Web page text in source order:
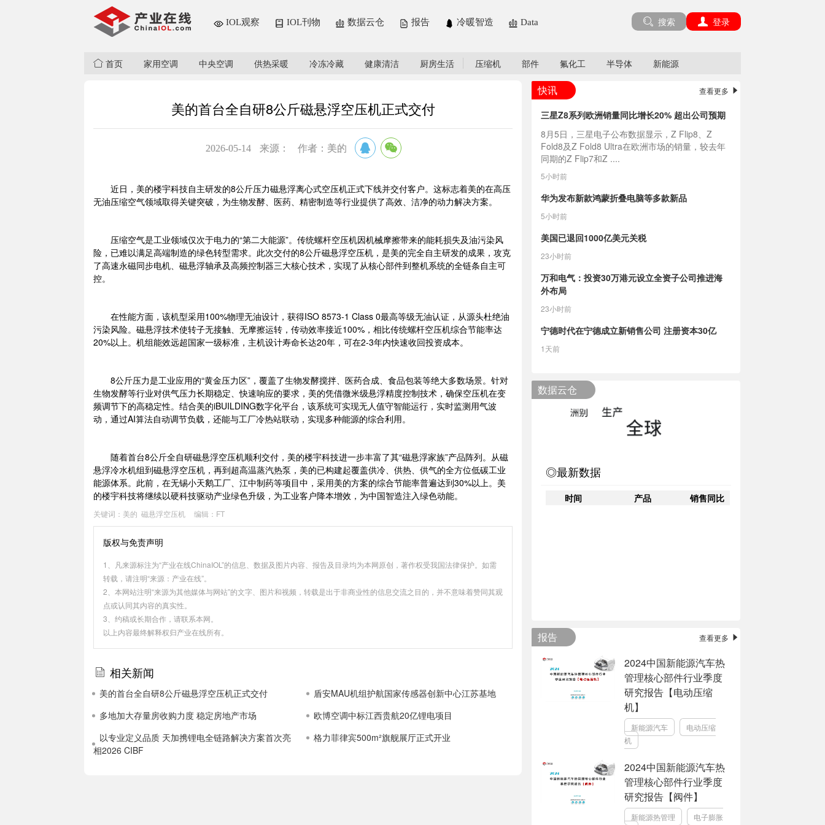
IOL观察 IOL刊物 数据云仓 报告 冷暖智造 Data 登录
搜索
首页 家用空调 中央空调 供热采暖 冷冻冷藏 健康清洁 厨房生活 压缩机 部件 氟化工 半导体 新能源
美的首台全自研8公斤磁悬浮空压机正式交付
2026-05-14 来源： 作者：美的
近日，美的楼宇科技自主研发的8公斤压力磁悬浮离心式空压机正式下线并交付客户。这标志着美的在高压
无油压缩空气领域取得关键突破，为生物发酵、医药、精密制造等行业提供了高效、洁净的动力解决方案。
压缩空气是工业领域仅次于电力的“第二大能源”。传统螺杆空压机因机械摩擦带来的能耗损失及油污染风
险，已难以满足高端制造的绿色转型需求。此次交付的8公斤磁悬浮空压机，是美的完全自主研发的成果，攻克
了高速永磁同步电机、磁悬浮轴承及高频控制器三大核心技术，实现了从核心部件到整机系统的全链条自主可
控。
在性能方面，该机型采用100%物理无油设计，获得ISO 8573-1 Class 0最高等级无油认证，从源头杜绝油
污染风险。磁悬浮技术使转子无接触、无摩擦运转，传动效率接近100%，相比传统螺杆空压机综合节能率达
20%以上。机组能效远超国家一级标准，主机设计寿命长达20年，可在2-3年内快速收回投资成本。
8公斤压力是工业应用的“黄金压力区”，覆盖了生物发酵搅拌、医药合成、食品包装等绝大多数场景。针对
生物发酵等行业对供气压力长期稳定、快速响应的要求，美的凭借微米级悬浮精度控制技术，确保空压机在变
频调节下的高稳定性。结合美的iBUILDING数字化平台，该系统可实现无人值守智能运行，实时监测用气波
动，通过AI算法自动调节负载，还能与工厂冷热站联动，实现多种能源的综合利用。
随着首台8公斤全自研磁悬浮空压机顺利交付，美的楼宇科技进一步丰富了其“磁悬浮家族”产品阵列。从磁
悬浮冷水机组到磁悬浮空压机，再到超高温蒸汽热泵，美的已构建起覆盖供冷、供热、供气的全方位低碳工业
能源体系。此前，在无锡小天鹅工厂、江中制药等项目中，采用美的方案的综合节能率普遍达到30%以上。美
的楼宇科技将继续以硬科技驱动产业绿色升级，为工业客户降本增效，为中国智造注入绿色动能。
关键词： 美的 磁悬浮空压机 编辑：FT
版权与免责声明
1、凡来源标注为“产业在线ChinaIOL”的信息、数据及图片内容、报告及目录均为本网原创，著作权受我国法律保护。如需
转载，请注明“来源：产业在线”。
2、本网站注明“来源为其他媒体与网站”的文字、图片和视频，转载是出于非商业性的信息交流之目的，并不意味着赞同其观
点或认同其内容的真实性。
3、约稿或长期合作，请联系本网。
以上内容最终解释权归产业在线所有。
相关新闻
美的首台全自研8公斤磁悬浮空压机正式交付
盾安MAU机组护航国家传感器创新中心江苏基地
多地加大存量房收购力度 稳定房地产市场
欧博空调中标江西贵航20亿锂电项目
以专业定义品质 天加携锂电全链路解决方案首次亮
相2026 CIBF
格力菲律宾500m²旗舰展厅正式开业
快讯 查看更多
三星Z8系列欧洲销量同比增长20% 超出公司预期
8月5日，三星电子公布数据显示，Z Flip8、Z
Fold8及Z Fold8 Ultra在欧洲市场的销量，较去年
同期的Z Flip7和Z ....
5小时前
华为发布新款鸿蒙折叠电脑等多款新品
5小时前
美国已退回1000亿美元关税
23小时前
万和电气：投资30万港元设立全资子公司推进海
外布局
23小时前
宁德时代在宁德成立新销售公司 注册资本30亿
1天前
数据云仓
◎最新数据
时间 产品 销售同比
报告 查看更多
2024中国新能源汽车热
管理核心部件行业季度
研究报告【电动压缩
机】
新能源汽车
电动压缩
机
2024中国新能源汽车热
管理核心部件行业季度
研究报告【阀件】
新能源热管理
电子膨胀